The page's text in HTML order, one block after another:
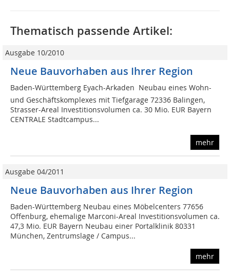
Thematisch passende Artikel:
Ausgabe 10/2010
Neue Bauvorhaben aus Ihrer Region
Baden-Württemberg Eyach-Arkaden  Neubau eines Wohn-
und Geschäftskomplexes mit Tiefgarage 72336 Balingen,
Strasser-Areal Investitionsvolumen ca. 30 Mio. EUR Bayern
CENTRALE Stadtcampus...
mehr
Ausgabe 04/2011
Neue Bauvorhaben aus Ihrer Region
Baden-Württemberg Neubau eines Möbelcenters 77656
Offenburg, ehemalige Marconi-Areal Investitionsvolumen ca.
47,3 Mio. EUR Bayern Neubau einer Portalklinik 80331
München, Zentrumslage / Campus...
mehr